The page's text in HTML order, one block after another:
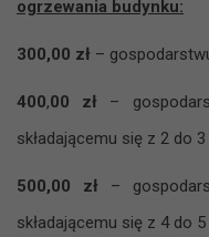
ogrzewania budynku:
300,00 zł –
400,00 zł –
składającemu się z 2 do
500,00 zł –
składającemu się z 4 do